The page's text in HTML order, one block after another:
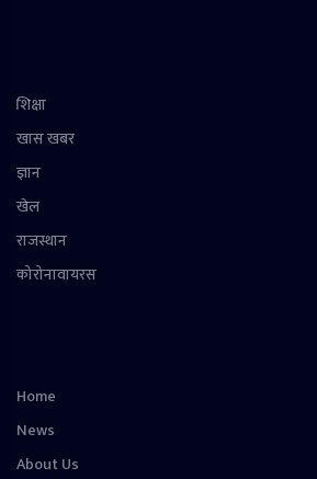
शिक्षा
खास खबर
ज्ञान
खेल
राजस्थान
कोरोनावायरस
Home
News
About Us